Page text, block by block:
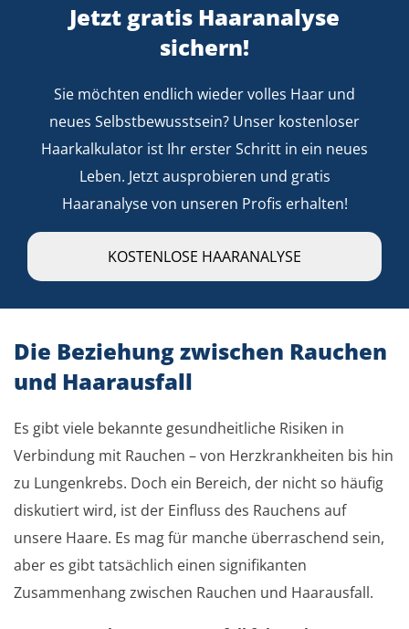
Jetzt gratis Haaranalyse
sichern!
Sie möchten endlich wieder volles Haar und
neues Selbstbewusstsein? Unser kostenloser
Haarkalkulator ist Ihr erster Schritt in ein neues
Leben. Jetzt ausprobieren und gratis
Haaranalyse von unseren Profis erhalten!
KOSTENLOSE HAARANALYSE
Die Beziehung zwischen Rauchen
und Haarausfall
Es gibt viele bekannte gesundheitliche Risiken in
Verbindung mit Rauchen – von Herzkrankheiten bis hin
zu Lungenkrebs. Doch ein Bereich, der nicht so häufig
diskutiert wird, ist der Einfluss des Rauchens auf
unsere Haare. Es mag für manche überraschend sein,
aber es gibt tatsächlich einen signifikanten
Zusammenhang zwischen Rauchen und Haarausfall.